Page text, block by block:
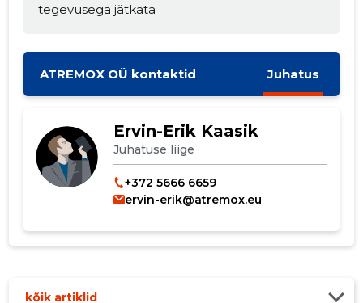
tegevusega jätkata
ATREMOX OÜ kontaktid Juhatus
Ervin-Erik Kaasik
Juhatuse liige
+372 5666 6659
ervin-erik@atremox.eu
kõik artiklid